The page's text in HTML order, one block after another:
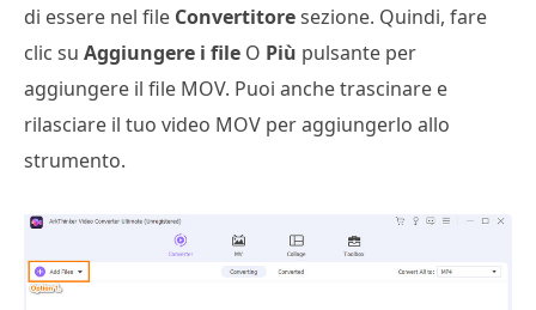
di essere nel file Convertitoresezione. Quindi, fare
clic su Aggiungere i file O Più pulsante per
aggiungere il file MOV. Puoi anche trascinare e
rilasciare il tuo video MOV per aggiungerlo allo
strumento.